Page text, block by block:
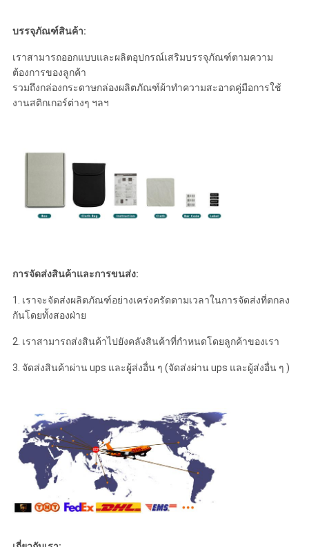
บรรจุภัณฑ์สินค้า:
เราสามารถออกแบบและผลิตอุปกรณ์เสริมบรรจุภัณฑ์ตามความ
ต้องการของลูกค้า
รวมถึงกล่องกระดาษกล่องผลิตภัณฑ์ผ้าทำความสะอาดคู่มือการใช้
งานสติกเกอร์ต่างๆ ฯลฯ
การจัดส่งสินค้าและการขนส่ง:
1. เราจะจัดส่งผลิตภัณฑ์อย่างเคร่งครัดตามเวลาในการจัดส่งที่ตกลง
กันโดยทั้งสองฝ่าย
2. เราสามารถส่งสินค้าไปยังคลังสินค้าที่กำหนดโดยลูกค้าของเรา
3. จัดส่งสินค้าผ่าน ups และผู้ส่งอื่น ๆ (จัดส่งผ่าน ups และผู้ส่งอื่น ๆ )